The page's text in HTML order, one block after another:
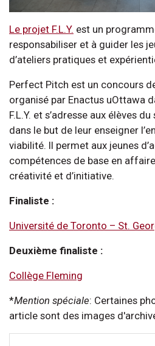
Le projet F.L.Y. est un
responsabiliser et à guider les
d’ateliers pratiques et
Perfect Pitch est un concours
organisé par Enactus uOttawa
F.L.Y. et s’adresse aux élèves
dans le but de leur enseigner
viabilité. Il permet aux jeunes
compétences de base en
créativité et d’initiative.
Finaliste :
Université de Toronto – St.
Deuxième finaliste :
Collège Fleming
*Mention spéciale: Certaines
article sont des images